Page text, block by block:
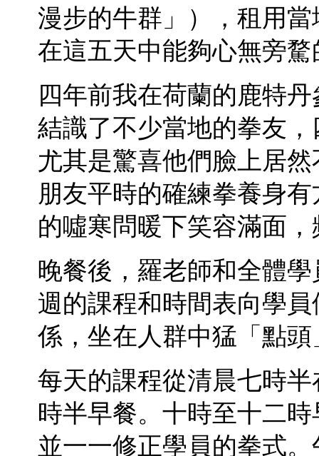
漫步的牛群」），租用
在這五天中能夠心無旁
四年前我在荷蘭的鹿特
結識了不少當地的拳友
尤其是驚喜他們臉上居
朋友平時的確練拳養身
的噓寒問暖下笑容滿面
晚餐後，羅老師和全體
週的課程和時間表向學
係，坐在人群中猛「點
每天的課程從清晨七時
時半早餐。十時至十二
並一一修正學員的拳式